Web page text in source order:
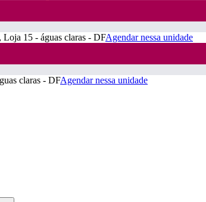
15 - águas claras - DFAgendar nessa unidade
claras - DFAgendar nessa unidade